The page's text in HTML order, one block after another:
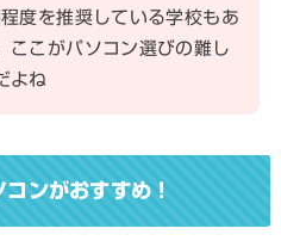
度を推奨している学校もあ
ここがパソコン選びの難し
よね
ンがおすすめ！